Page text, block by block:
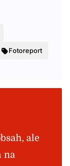
Fotoreport
ale
na